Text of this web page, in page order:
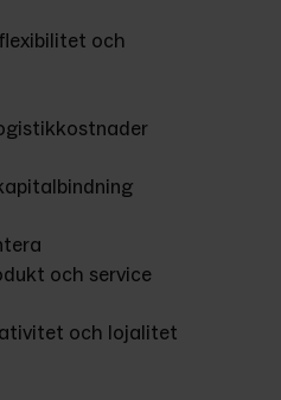
och
och service
och lojalitet